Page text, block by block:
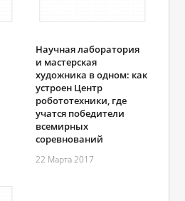
Научная лаборатория
и мастерская
художника в одном: как
устроен Центр
робототехники, где
учатся победители
всемирных
соревнований
22 Марта 2017